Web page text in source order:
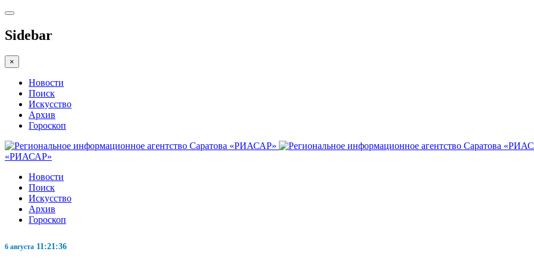
Sidebar
×
Новости
Поиск
Искусство
Архив
Гороскоп
«РИАСАР»
Новости
Поиск
Искусство
Архив
Гороскоп
6 августа 11:21:37